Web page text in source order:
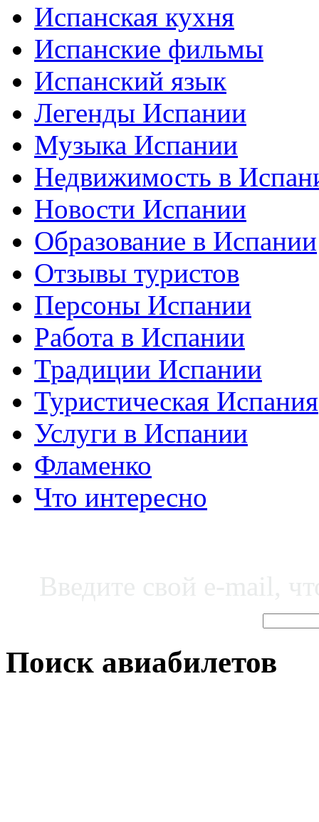
Испанская кухня
Испанские фильмы
Испанский язык
Легенды Испании
Музыка Испании
Недвижимость в
Новости Испании
Образование в Испании
Отзывы туристов
Персоны Испании
Работа в Испании
Традиции Испании
Туристическая Испания
Услуги в Испании
Фламенко
Что интересно
Поиск авиабилетов